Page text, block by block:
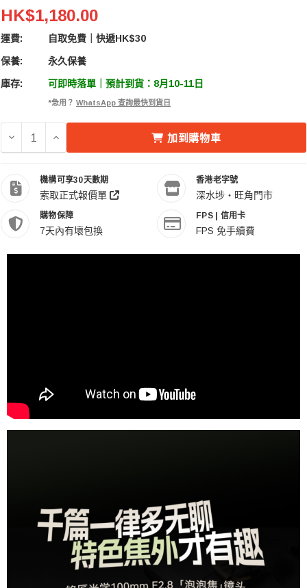
TTArtisan 銘匠 100mm F2.8 M42 泡泡焦鏡頭
HK$1,180.00
運費: 自取免費｜快遞HK$30
保養: 永久保養
庫存: 可即時落單｜預計到貨：8月10-11日
*急用？ WhatsApp 查詢最快到貨日
減少 TTARTISAN 銘匠 100MM F2.8 M42 泡泡焦鏡頭 的數量
增加 TTARTISAN 銘匠 100MM F2.8 M42 泡泡焦鏡
加到購物車
機構可享30天數期
索取正式報價單
香港老字號
深水埗・旺角門市
購物保障
7天內有壞包換
FPS | 信用卡
FPS 免手續費